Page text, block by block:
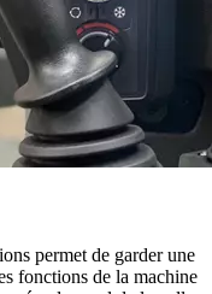
permet de garder une
fonctions de la machine